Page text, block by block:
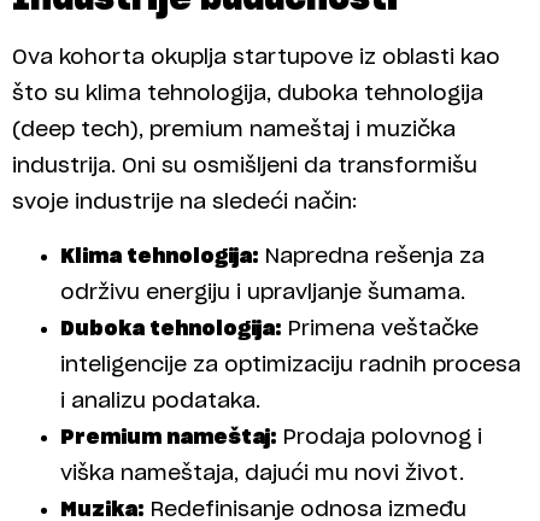
Ova kohorta okuplja startupove iz oblasti kao
što su klima tehnologija, duboka tehnologija
(deep tech), premium nameštaj i muzička
industrija. Oni su osmišljeni da transformišu
svoje industrije na sledeći način:
Klima tehnologija: Napredna rešenja za
održivu energiju i upravljanje šumama.
Duboka tehnologija: Primena veštačke
inteligencije za optimizaciju radnih procesa
i analizu podataka.
Premium nameštaj: Prodaja polovnog i
viška nameštaja, dajući mu novi život.
Muzika: Redefinisanje odnosa između